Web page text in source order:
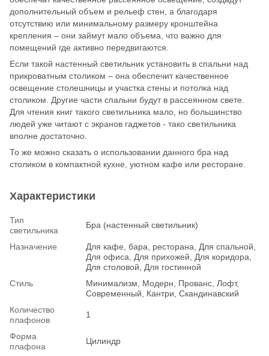
дополнительный объем и рельеф стен, а благодаря
отсутствию или минимальному размеру кронштейна
крепления – они займут мало объема, что важно для
помещений где активно передвигаются.
Если такой настенный светильник установить в спальни над
прикроватным столиком – она обеспечит качественное
освещение столешницы и участка стены и потолка над
столиком. Другие части спальни будут в рассеянном свете.
Для чтения книг такого светильника мало, но большинство
людей уже читают с экранов гаджетов - тако светильника
вполне достаточно.
То же можно сказать о использовании данного бра над
столиком в компактной кухне, уютном кафе или ресторане.
Характеристики
Тип
светильника
Бра (настенный светильник)
Назначение
Для кафе, бара, ресторана, Для спальной,
Для офиса, Для прихожей, Для коридора,
Для столовой, Для гостинной
Стиль
Минимализм, Модерн, Прованс, Лофт,
Современный, Кантри, Скандинавский
Количество
плафонов
1
Форма
плафона
Цилиндр